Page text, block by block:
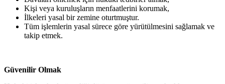
Kişi veya kuruluşların menfaatlerini korumak,
İlkeleri yasal bir zemine oturtmuştur.
Tüm işlemlerin yasal sürece göre yürütülmesini sağlamak ve
takip etmek.
Güvenilir Olmak